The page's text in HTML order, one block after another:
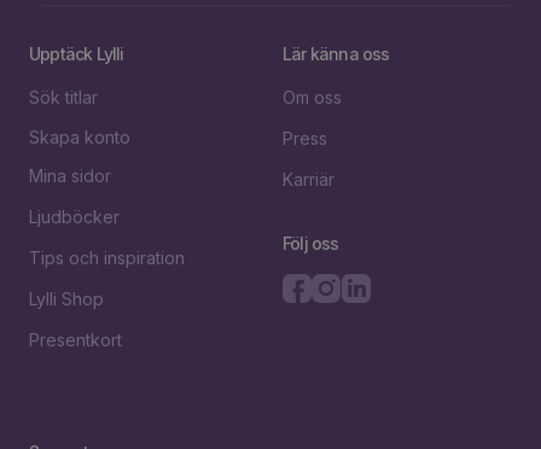
Upptäck Lylli
Sök titlar
Skapa konto
Mina sidor
Ljudböcker
Tips och inspiration
Lylli Shop
Presentkort
Lär känna oss
Om oss
Press
Karriär
Följ oss